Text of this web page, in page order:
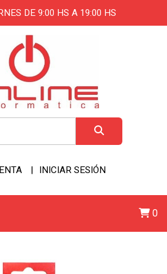
DE 9:00 HS A 19:00 HS
INICIAR SESIÓN
0